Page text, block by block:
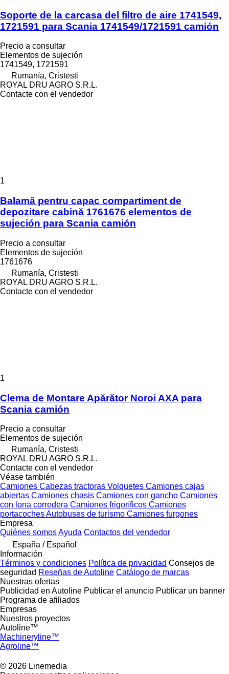
Soporte de la carcasa del filtro de aire 1741549,
1721591 para Scania 1741549/1721591 camión
Precio a consultar
Elementos de sujeción
1741549, 1721591
Rumanía, Cristesti
ROYAL DRU AGRO S.R.L.
Contacte con el vendedor
1
Balamă pentru capac compartiment de
depozitare cabină 1761676 elementos de
sujeción para Scania camión
Precio a consultar
Elementos de sujeción
1761676
Rumanía, Cristesti
ROYAL DRU AGRO S.R.L.
Contacte con el vendedor
1
Clema de Montare Apărător Noroi AXA para
Scania camión
Precio a consultar
Elementos de sujeción
Rumanía, Cristesti
ROYAL DRU AGRO S.R.L.
Contacte con el vendedor
Véase también
Camiones Cabezas tractoras Volquetes Camiones cajas
abiertas Camiones chasis Camiones con gancho Camiones
con lona corredera Camiones frigoríficos Camiones
portacochesAutobuses de turismo Camiones furgones
Empresa
Quiénes somosAyuda Contactos del vendedor
España / Español
Información
Términos y condiciones Política de privacidad Consejos de
seguridad Reseñas de Autoline Catálogo de marcas
Nuestras ofertas
Publicidad en Autoline Publicar el anuncio Publicar un banner
Programa de afiliados
Empresas
Nuestros proyectos
Autoline™
Machineryline™
Agroline™
© 2026 Linemedia